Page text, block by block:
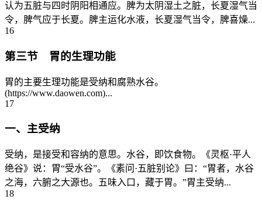
认为五脏与四时阴阳相通应。脾为太阴湿土之脏，长夏湿气当
令，脾气应于长夏。脾主运化水液，长夏湿气当令，脾喜燥...
16
第三节 胃的生理功能
胃的主要生理功能是受纳和腐熟水谷。
(https://www.daowen.com)...
17
一、主受纳
受纳，是接受和容纳的意思。水谷，即饮食物。《灵枢·平人
绝谷》说：胃“受水谷”。《素问·五脏别论》曰：“胃者，水谷
之海，六腑之大源也。五味入口，藏于胃。”胃主受纳...
18